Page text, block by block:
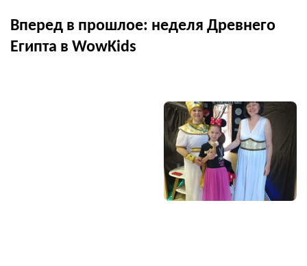
Вперед в прошлое: неделя Древнего
Египта в WowKids